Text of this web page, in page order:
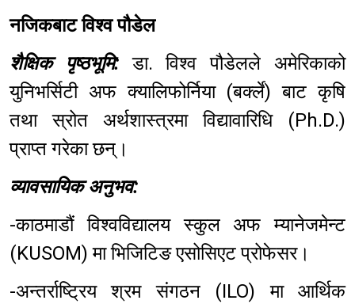
नजिकबाट विश्व पौडेल
शैक्षिक पृष्ठभूमि:डा. विश्व पौडेलले अमेरिकाको
युनिभर्सिटी अफ क्यालिफोर्निया (बर्क्ले) बाट कृषि
तथा स्रोत अर्थशास्त्रमा विद्यावारिधि (Ph.D.)
प्राप्त गरेका छन्।
व्यावसायिक अनुभव:
-काठमाडौं विश्वविद्यालय स्कुल अफ म्यानेजमेन्ट
(KUSOM) मा भिजिटिङ एसोसिएट प्रोफेसर।
-अन्तर्राष्ट्रिय श्रम संगठन (ILO) मा आर्थिक